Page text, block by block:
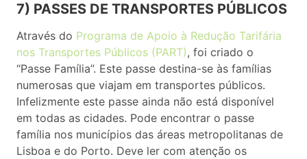
7) PASSES DE TRANSPORTES PÚBLICOS
Através do Programa de Apoio à Redução Tarifária
nos Transportes Públicos (PART), foi criado o
“Passe Família”. Este passe destina-se às famílias
numerosas que viajam em transportes públicos.
Infelizmente este passe ainda não está disponível
em todas as cidades. Pode encontrar o passe
família nos municípios das áreas metropolitanas de
Lisboa e do Porto. Deve ler com atenção os